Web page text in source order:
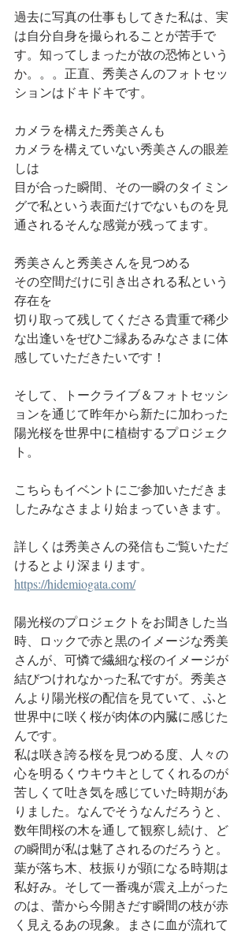
過去に写真の仕事もしてきた私は、実
は自分自身を撮られることが苦手で
す。知ってしまったが故の恐怖という
か。。。正直、秀美さんのフォトセッ
ションはドキドキです。
カメラを構えた秀美さんも
カメラを構えていない秀美さんの眼差
しは
目が合った瞬間、その一瞬のタイミン
グで私という表面だけでないものを見
通されるそんな感覚が残ってます。
秀美さんと秀美さんを見つめる
その空間だけに引き出される私という
存在を
切り取って残してくださる貴重で稀少
な出逢いをぜひご縁あるみなさまに体
感していただきたいです！
そして、トークライブ＆フォトセッシ
ョンを通じて昨年から新たに加わった
陽光桜を世界中に植樹するプロジェク
ト。
こちらもイベントにご参加いただきま
したみなさまより始まっていきます。
詳しくは秀美さんの発信もご覧いただ
けるとより深まります。
https://hidemiogata.com/
陽光桜のプロジェクトをお聞きした当
時、ロックで赤と黒のイメージな秀美
さんが、可憐で繊細な桜のイメージが
結びつけれなかった私ですが。秀美さ
んより陽光桜の配信を見ていて、ふと
世界中に咲く桜が肉体の内臓に感じた
んです。
私は咲き誇る桜を見つめる度、人々の
心を明るくウキウキとしてくれるのが
苦しくて吐き気を感じていた時期があ
りました。なんでそうなんだろうと、
数年間桜の木を通して観察し続け、ど
の瞬間が私は魅了されるのだろうと。
葉が落ち木、枝振りが顕になる時期は
私好み。そして一番魂が震え上がった
のは、蕾から今開きだす瞬間の枝が赤
く見えるあの現象。まさに血が流れて